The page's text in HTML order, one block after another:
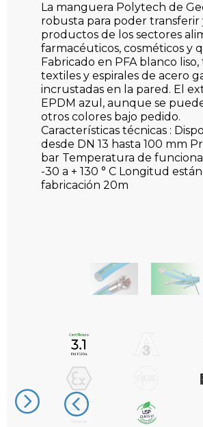
La manguera Polytech de
robusta para poder transferir
productos de los sectores
farmacéuticos, cosméticos y
Fabricado en PFA blanco liso,
textiles y espirales de acero
incrustadas en la pared. El
EPDM azul, aunque se
otros colores bajo pedido.
Características técnicas :
desde DN 13 hasta 100 mm
bar Temperatura de
-30 a + 130 ° C Longitud
fabricación 20m